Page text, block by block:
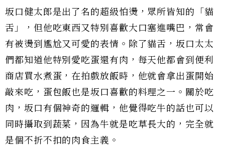
坂口健太郎是出了名的超級怕燙，眾所皆知的「貓
舌」，但他吃東西又特別喜歡大口塞進嘴巴，常會
有被燙到尷尬又可愛的表情。除了貓舌，坂口太太
們都知道他特別愛吃蛋還有肉，每天他都會到便利
商店買水煮蛋，在拍戲放飯時，他就會拿出蛋開始
敲來吃，蛋包飯也是坂口喜歡的料理之一。關於吃
肉，坂口有個神奇的邏輯，他覺得吃牛的話也可以
同時攝取到蔬菜，因為牛就是吃草長大的，完全就
是個不折不扣的肉食主義。